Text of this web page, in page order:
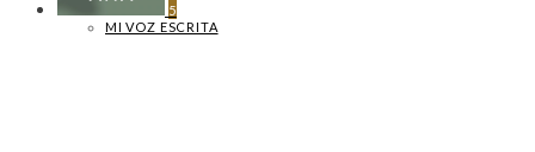
5
MI VOZ ESCRITA